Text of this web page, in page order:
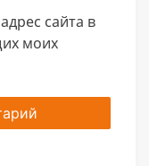
сайта в
моих